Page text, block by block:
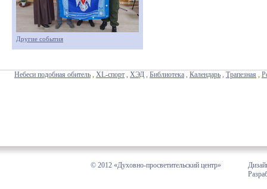
Другие события
Небеси подобная обитель , XL-спорт , ХЭД , Библиотека , Календарь , Трапезная ,
© 2012 «Духовно-просветительский центр»